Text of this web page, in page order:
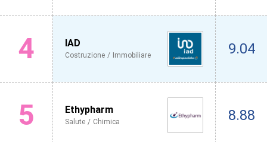
4 IAD
Costruzione / Immobiliare 9.04
5 Ethypharm
Salute / Chimica 8.88